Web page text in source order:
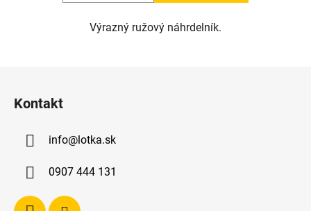
Výrazný ružový náhrdelník.
Kontakt
info@lotka.sk
0907 444 131